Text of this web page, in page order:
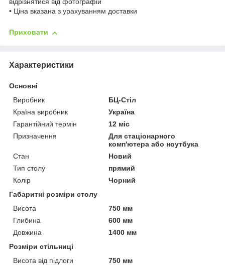
відрізнятися від фотографій
• Ціна вказана з урахуванням доставки
Приховати
Характеристики
Основні
Виробник
БЦ-Стіл
Країна виробник
Україна
Гарантійний термін
12 міс
Призначення
Для стаціонарного
комп'ютера або ноутбука
Стан
Новий
Тип столу
прямий
Колір
Чорний
Габаритні розміри столу
Висота
750 мм
Глибина
600 мм
Довжина
1400 мм
Розміри стільниці
Висота від підлоги
750 мм